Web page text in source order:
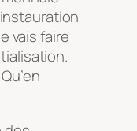
vais faire